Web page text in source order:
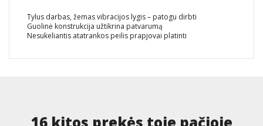
Tylus darbas, žemas vibracijos lygis – patogu dirbti
Guolinė konstrukcija užtikrina patvarumą
Nesukeliantis atatrankos peilis prapjovai platinti